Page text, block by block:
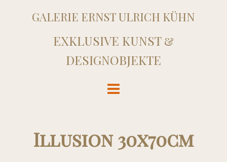
GALERIE ERNST ULRICH KÜHN
EXKLUSIVE KUNST &
DESIGNOBJEKTE
Illusion 30x70cm